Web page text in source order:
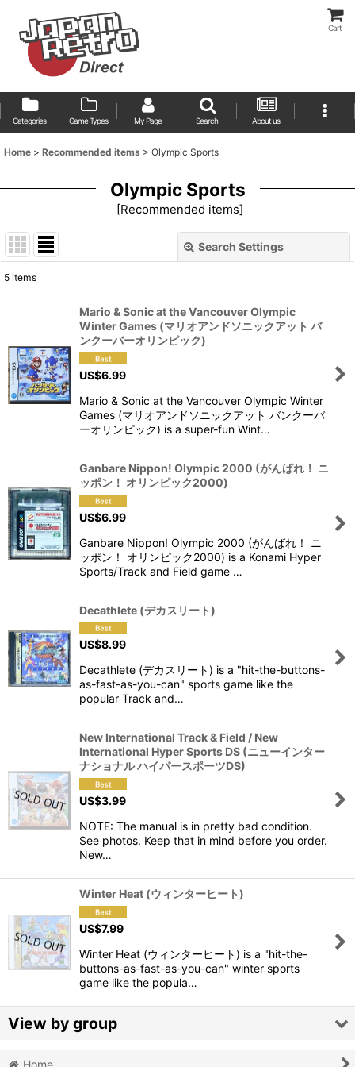
Cart
Categories Game Types My Page Search About us
Home > Recommended items > Olympic Sports
Olympic Sports
[Recommended items]
Search Settings
5 items
Mario & Sonic at the Vancouver Olympic
Winter Games (マリオアンドソニックアット バ
ンクーバーオリンピック)
US$6.99
Mario & Sonic at the Vancouver Olympic Winter
Games (マリオアンドソニックアット バンクーバ
ーオリンピック) is a super-fun Wint…
Ganbare Nippon! Olympic 2000 (がんばれ！ ニ
ッポン！ オリンピック2000)
US$6.99
Ganbare Nippon! Olympic 2000 (がんばれ！ ニ
ッポン！ オリンピック2000) is a Konami Hyper
Sports/Track and Field game …
Decathlete (デカスリート)
US$8.99
Decathlete (デカスリート) is a "hit-the-buttons-
as-fast-as-you-can" sports game like the
popular Track and…
New International Track & Field / New
International Hyper Sports DS (ニューインター
ナショナル ハイパースポーツDS)
US$3.99
NOTE: The manual is in pretty bad condition.
See photos. Keep that in mind before you order.
New…
Winter Heat (ウィンターヒート)
US$7.99
Winter Heat (ウィンターヒート) is a "hit-the-
buttons-as-fast-as-you-can" winter sports
game like the popula…
View by group
Home